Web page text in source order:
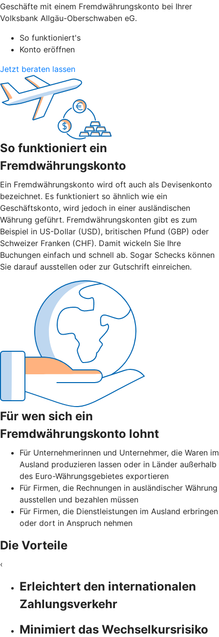
Geschäfte mit einem Fremdwährungskonto bei Ihrer
Volksbank Allgäu-Oberschwaben eG.
So funktioniert's
Konto eröffnen
Jetzt beraten lassen
So funktioniert ein
Fremdwährungskonto
Ein Fremdwährungskonto wird oft auch als Devisenkonto
bezeichnet. Es funktioniert so ähnlich wie ein
Geschäftskonto, wird jedoch in einer ausländischen
Währung geführt. Fremdwährungskonten gibt es zum
Beispiel in US-Dollar (USD), britischen Pfund (GBP) oder
Schweizer Franken (CHF). Damit wickeln Sie Ihre
Buchungen einfach und schnell ab. Sogar Schecks können
Sie darauf ausstellen oder zur Gutschrift einreichen.
Für wen sich ein
Fremdwährungskonto lohnt
Für Unternehmerinnen und Unternehmer, die Waren im
Ausland produzieren lassen oder in Länder außerhalb
des Euro-Währungsgebietes exportieren
Für Firmen, die Rechnungen in ausländischer Währung
ausstellen und bezahlen müssen
Für Firmen, die Dienstleistungen im Ausland erbringen
oder dort in Anspruch nehmen
Die Vorteile
‹
Erleichtert den internationalen
Zahlungsverkehr
Minimiert das Wechselkursrisiko